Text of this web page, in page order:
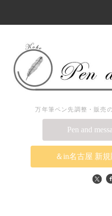
万年筆ペン先調整・販
Pen and
＆in名古屋 新